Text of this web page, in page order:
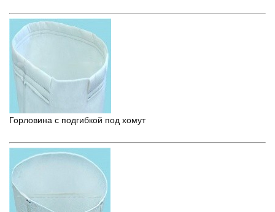
Горловина с подгибкой под хомут